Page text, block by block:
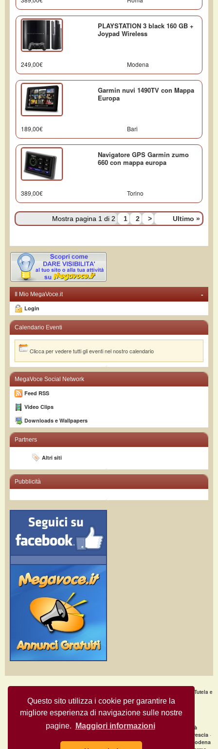
Questo sito utilizza i cookie per garantire la
migliore esperienza di navigazione sulle nostre
pagine.
Maggiori informazioni
PLAYSTATION 3 black 160 GB +
Joypad Wireless
249,00€ Modena
Garmin nuvi 1490TV con Mappa
Europa
189,00€ Bari
Navigatore GPS Garmin zumo
660 con mappa europa
389,00€ Torino
Mostra pagina 1 di 2 1 2 > Ultimo »
-
Il Mio MegaVoce.it
Login
Calendario Eventi
Clicca per vedere tutti gli eventi nel nostro calendario
MegaVoce Social Network
Feed RSS
Video Clips
Downloads e Wallpapers
Partners
Altri siti
Pubblicità
Tutela e
Sicurezza·Privacy·Aiuto
Annunci Gratuiti © Copyright 2009MegaVoce.it - All Rights Reserved.
Annunci recenti per città|clicca qui per la lista completa delle città
Annunci gratuiti Brescia ·
Annunci gratuiti Firenze·Annunci gratuiti Genova
Annunci gratuiti Modena